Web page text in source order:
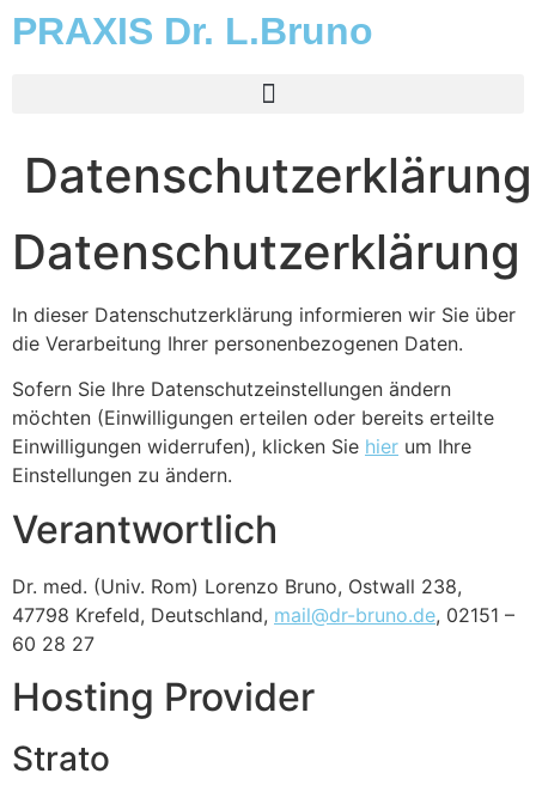
PRAXIS Dr. L.Bruno
Datenschutzerklärung
Datenschutzerklärung
In dieser Datenschutzerklärung informieren wir Sie über
die Verarbeitung Ihrer personenbezogenen Daten.
Sofern Sie Ihre Datenschutzeinstellungen ändern
möchten (Einwilligungen erteilen oder bereits erteilte
Einwilligungen widerrufen), klicken Sie hier um Ihre
Einstellungen zu ändern.
Verantwortlich
Dr. med. (Univ. Rom) Lorenzo Bruno, Ostwall 238,
47798 Krefeld, Deutschland, mail@dr-bruno.de, 02151 –
60 28 27
Hosting Provider
Strato